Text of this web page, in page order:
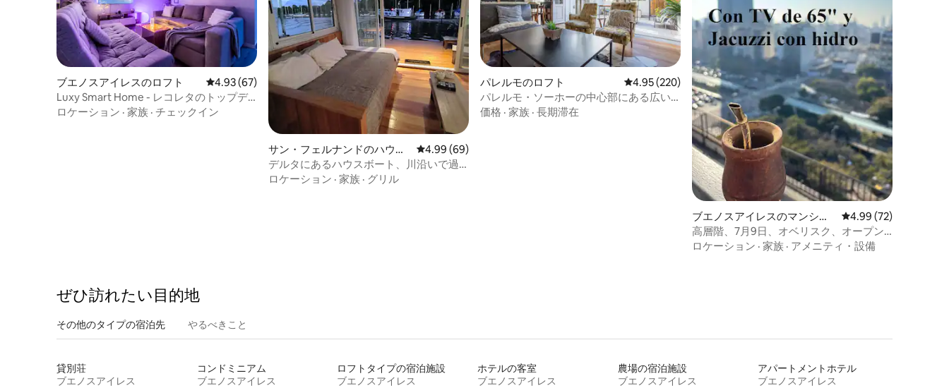
ブエノスアイレスのロフト レビュー67件、5つ星中4.93つ星の平均評価
4.93 (67)
Luxy Smart Home - レコレタのトップデ
パート！
ロケーション · 家族 · チェックイン
サン・フェルナンドのハウス
ボート
レビュー69件、5つ星中4.99つ星の平均評価
4.99 (69)
デルタにあるハウスボート、川沿いで過
ごすユニークな夜
ロケーション · 家族 · グリル
パレルモのロフト レビュー220件、5つ星中4.95つ星の平均評価
4.95 (220)
パレルモ・ソーホーの中心部にある広い
テラス付きのデザイナーロフト。
価格 · 家族 · 長期滞在
ブエノスアイレスのマンショ
ン・アパート
レビュー72件、5つ星
4.99 (72)
高層階、7月9日、オベリスク、オープン
ビュー
ロケーション · 家族 · アメニティ・設備
ぜひ訪⁠れ⁠た⁠い目⁠的⁠地
その他のタ⁠イ⁠プ⁠の宿⁠泊⁠先 やるべきこと
貸別荘
ブエノスアイレス
コンドミニアム
ブエノスアイレス
ロフトタイプの宿泊施設
ブエノスアイレス
ホテルの客室
ブエノスアイレス
農場の宿泊施設
ブエノスアイレス
アパートメントホテル
ブエノスアイレス